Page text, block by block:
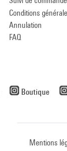
Conditions
Annulation
FAQ
Boutique
Mentions